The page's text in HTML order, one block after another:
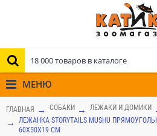
МЕНЮ
ГЛАВНАЯ СОБАКИ ЛЕЖАКИ И ДОМИКИ
ЛЕЖАНКА STORYTAILS MUSHU
60X50X19 СМ